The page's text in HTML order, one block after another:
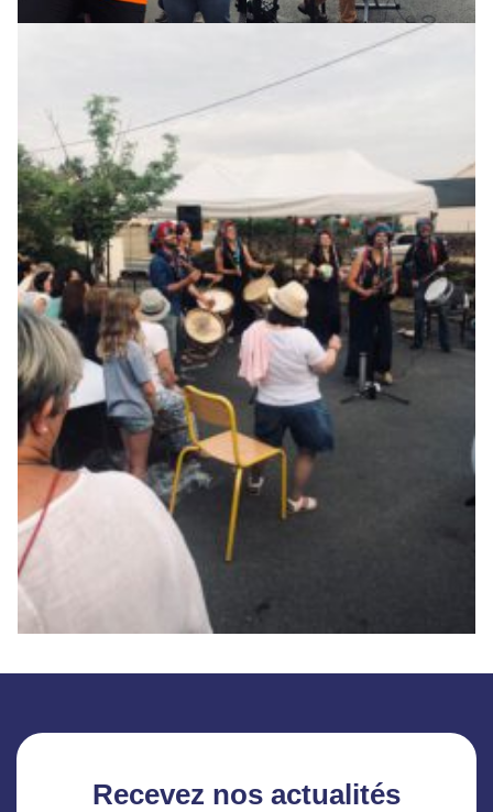
Recevez nos actualités